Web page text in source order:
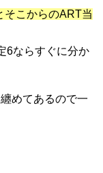
そこからのART当
6ならすぐに分か
めてあるので一